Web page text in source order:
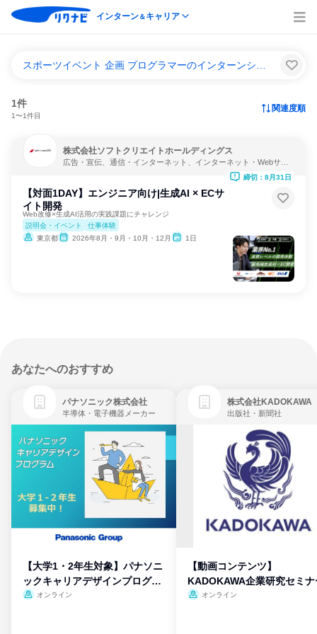
インターン＆キャリア
1件
1〜1件目
関連度順
株式会社ソフトクリエイトホールディングス
広告・宣伝、通信・インターネット、インターネット・Webサー
【対面1DAY】エンジニア向け|生成AI × ECサ
イト開発
Web改修×生成AI活用の実践課題にチャレンジ
説明会・イベント
仕事体験
東京都
2026年8月・9月・10月・12月 1日
締切：8月31日
あなたへのおすすめ
パナソニック株式会社
半導体・電子機器メーカー
【大学1・2年生対象】パナソニ
ックキャリアデザインプログラ
ム
オンライン
株式会社KADOKAWA
出版社・新聞社
【動画コンテンツ】
KADOKAWA企業研究セミナ
オンライン